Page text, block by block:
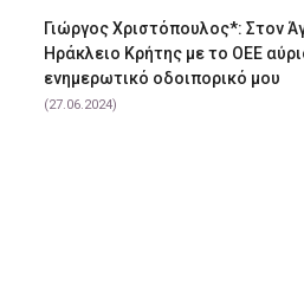
Γιώργος Χριστόπουλος*: Στον
Ηράκλειο Κρήτης με το ΟΕΕ
ενημερωτικό οδοιπορικό μου
(27.06.2024)